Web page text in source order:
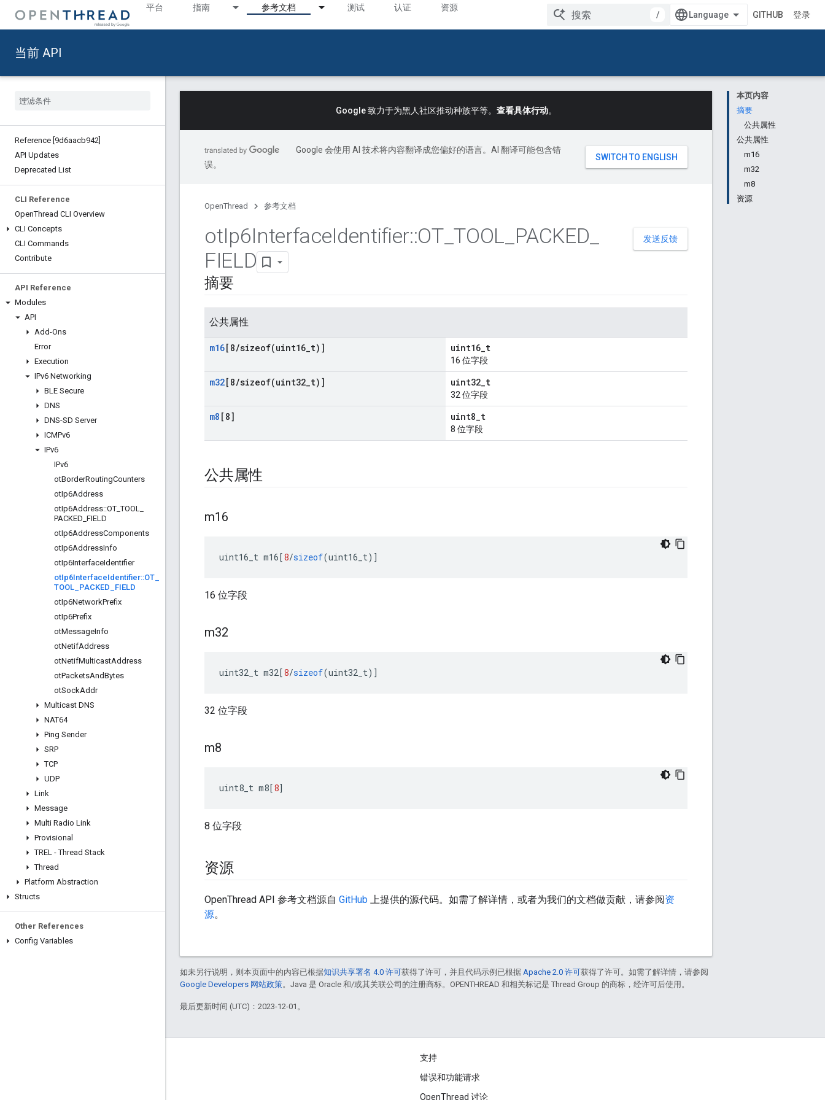
平台 指南 参考文档 测试 认证 资源
/ GITHUB 登录
当前 API
Reference [9d6aacb942]
API Updates
Deprecated List
CLI Reference
OpenThread CLI Overview
CLI Concepts
CLI Commands
Contribute
API Reference
Modules
API
Add-Ons
Error
Execution
IPv6 Networking
BLE Secure
DNS
DNS-SD Server
ICMPv6
IPv6
IPv6
otBorderRoutingCounters
otIp6Address
otIp6Address::OT _TOOL
PACKED FIELD
otIp6AddressComponents
otIp6AddressInfo
otIp6InterfaceIdentifier
otIp6InterfaceIdentifier::OT
TOOL PACKED
FIELD
otIp6NetworkPrefix
otIp6Prefix
otMessageInfo
otNetifAddress
otNetifMulticastAddress
otPacketsAndBytes
otSockAddr
Multicast DNS
NAT64
Ping Sender
SRP
TCP
UDP
Link
Message
Multi Radio Link
Provisional
TREL - Thread Stack
Thread
Platform Abstraction
Structs
Other References
Config Variables
本页内容
摘要
公共属性
公共属性
m16
m32
m8
资源
Google 致力于为黑人社区推动种族平等。 查看具体行动。
Google 会使用 AI 技术将内容翻译成您偏好的语言。AI 翻译可能包含错
误。
OpenThread 参考文档
发送反馈
otIp6InterfaceIdentifier::OT_TOOL PACKED
FIELD
摘要
公共属性
m16[8/sizeof(uint16 t)] uint16_t
16 位字段
m32[8/sizeof(uint32 t)] uint32_t
32 位字段
m8 [8] uint8_t
8 位字段
公共属性
m16
uint16_t m16[8/sizeof(uint16_t)]
16 位字段
m32
uint32_t m32[8/sizeof(uint32_t)]
32 位字段
m8
uint8_t m8[8]
8 位字段
资源
OpenThread API 参考文档源自 GitHub 上提供的源代码。如需了解详情，或者为我们的文档做贡献，请参阅资
源。
如未另行说明，则本页面中的内容已根据知识共享署名 4.0 许可获得了许可，并且代码示例已根据 Apache 2.0 许可获得了许可。如需了解详情，请参阅
Google Developers 网站政策。Java 是 Oracle 和/或其关联公司的注册商标。OPENTHREAD 和相关标记是 Thread Group 的商标，经许可后使用。
最后更新时间 (UTC)：2023-12-01。
支持
错误和功能请求
OpenThread 讨论